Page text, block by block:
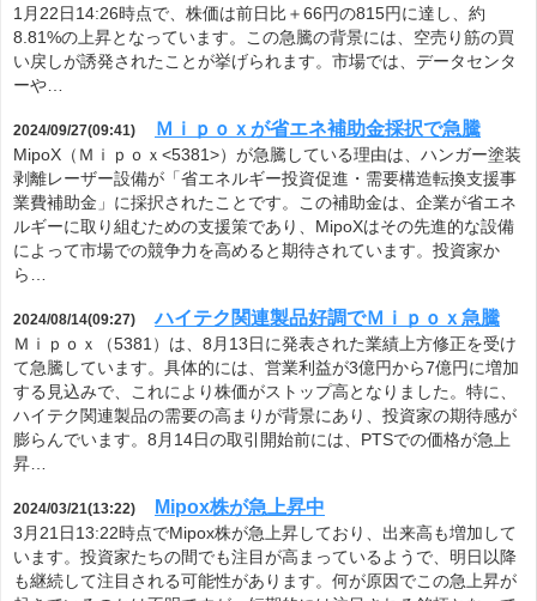
1月22日14:26時点で、株価は前日比＋66円の815円に達し、約
8.81%の上昇となっています。この急騰の背景には、空売り筋の買
い戻しが誘発されたことが挙げられます。市場では、データセンタ
ーや…
2024/09/27(09:41) Ｍｉｐｏｘが省エネ補助金採択で急騰
MipoX（Ｍｉｐｏｘ<5381>）が急騰している理由は、ハンガー塗装
剥離レーザー設備が「省エネルギー投資促進・需要構造転換支援事
業費補助金」に採択されたことです。この補助金は、企業が省エネ
ルギーに取り組むための支援策であり、MipoXはその先進的な設備
によって市場での競争力を高めると期待されています。投資家か
ら…
2024/08/14(09:27) ハイテク関連製品好調でＭｉｐｏｘ急騰
Ｍｉｐｏｘ（5381）は、8月13日に発表された業績上方修正を受け
て急騰しています。具体的には、営業利益が3億円から7億円に増加
する見込みで、これにより株価がストップ高となりました。特に、
ハイテク関連製品の需要の高まりが背景にあり、投資家の期待感が
膨らんでいます。8月14日の取引開始前には、PTSでの価格が急上
昇…
2024/03/21(13:22) Mipox株が急上昇中
3月21日13:22時点でMipox株が急上昇しており、出来高も増加して
います。投資家たちの間でも注目が高まっているようで、明日以降
も継続して注目される可能性があります。何が原因でこの急上昇が